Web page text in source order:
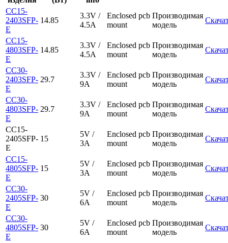
CC15-
2403SFP-
E
14.85
3.3V /
4.5A
Enclosed pcb
mount
Производимая
модель
CC15-
4803SFP-
E
14.85
3.3V /
4.5A
Enclosed pcb
mount
Производимая
модель
CC30-
2403SFP-
E
29.7
3.3V /
9A
Enclosed pcb
mount
Производимая
модель
CC30-
4803SFP-
E
29.7
3.3V /
9A
Enclosed pcb
mount
Производимая
модель
CC15-
2405SFP-
E
15
5V /
3A
Enclosed pcb
mount
Производимая
модель
CC15-
4805SFP-
E
15
5V /
3A
Enclosed pcb
mount
Производимая
модель
CC30-
2405SFP-
E
30
5V /
6A
Enclosed pcb
mount
Производимая
модель
CC30-
4805SFP-
E
30
5V /
6A
Enclosed pcb
mount
Производимая
модель